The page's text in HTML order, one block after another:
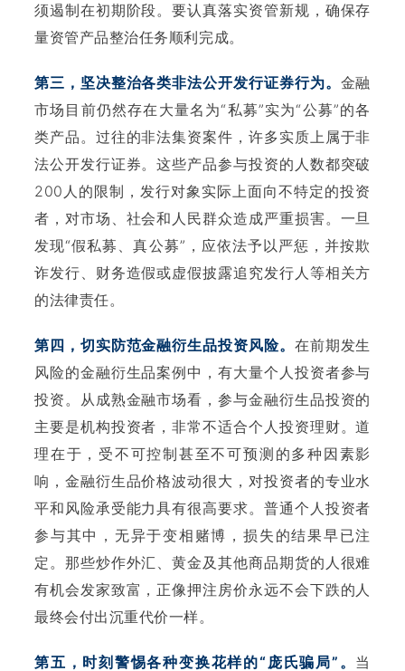
须遏制在初期阶段。要认真落实资管新规，确保存
量资管产品整治任务顺利完成。
第三，坚决整治各类非法公开发行证券行为。 金融
市场目前仍然存在大量名为“私募”实为“公募”的各
类产品。过往的非法集资案件，许多实质上属于非
法公开发行证券。这些产品参与投资的人数都突破
200人的限制，发行对象实际上面向不特定的投资
者，对市场、社会和人民群众造成严重损害。一旦
发现“假私募、真公募”，应依法予以严惩，并按欺
诈发行、财务造假或虚假披露追究发行人等相关方
的法律责任。
第四，切实防范金融衍生品投资风险。 在前期发生
风险的金融衍生品案例中，有大量个人投资者参与
投资。从成熟金融市场看，参与金融衍生品投资的
主要是机构投资者，非常不适合个人投资理财。道
理在于，受不可控制甚至不可预测的多种因素影
响，金融衍生品价格波动很大，对投资者的专业水
平和风险承受能力具有很高要求。普通个人投资者
参与其中，无异于变相赌博，损失的结果早已注
定。那些炒作外汇、黄金及其他商品期货的人很难
有机会发家致富，正像押注房价永远不会下跌的人
最终会付出沉重代价一样。
第五，时刻警惕各种变换花样的“庞氏骗局”。 当